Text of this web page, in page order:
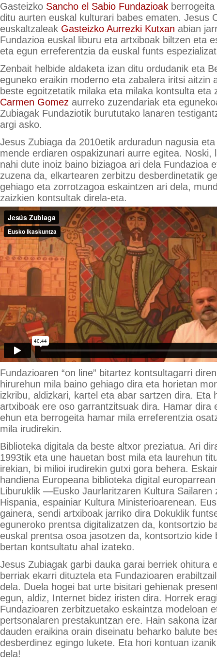
Gasteizko Sancho el Sabio Fundazioak
ditu aurten euskal kulturari babes ematen. Jesus
euskaltzaleak Gasteizko Aurrezki Kutxan abian
Fundazioa euskal liburu eta artxiboak biltzen eta
eta egun erreferentzia da euskal funts
Zenbait helbide aldaketa izan ditu ordudanik eta
eguneko eraikin moderno eta zabalera iritsi aitzin
beste egoitzetatik milaka eta milaka kontsulta eta
Carmen Gomez aurreko zuzendariak eta
Zubiagak Fundaziotik burututako lanaren
argi asko.
Jesus Zubiaga da 2010etik arduradun nagusia
mende erdiaren ospakizunari aurre egitea. Noski,
nahi dute inoiz baino biziagoa ari dela Fundazioa
zuzena da, elkartearen zerbitzu desberdinetatik
gehiago eta zorrotzagoa eskaintzen ari dela,
zaizkien kontsultak direla-eta.
Fundazioaren “on line” bitartez kontsultagarri
hirurehun mila baino gehiago dira eta horietan
izkribu, aldizkari, kartel eta abar sartzen dira. Eta
artxiboak ere oso garrantzitsuak dira. Hamar dira
ehun eta berrogeita hamar mila erreferentzia
mila irudirekin.
Biblioteka digitala da beste altxor preziatua. Ari
1993tik eta une hauetan bost mila eta laurehun
irekian, bi milioi irudirekin gutxi gora behera.
handiena Europeana biblioteka digital
Liburuklik —Eusko Jaurlaritzaren Kultura
Hispania, espainiar Kultura Ministerioarenean.
gainera, sendi artxiboak jarriko dira Dokuklik
eguneroko prentsa digitalizatzen da, kontsortzio
euskal prentsa osoa jasotzen da, kontsortzio kide
bertan kontsultatu ahal izateko.
Jesus Zubiagak garbi dauka garai berriek ohitura
berriak ekarri dituztela eta Fundazioaren
dela. Duela hogei bat urte bisitari gehienak
egun, aldiz, Internet bidez iristen dira. Horrek
Fundazioaren zerbitzuetako eskaintza modeloan
pertsonalaren prestakuntzan ere. Hain sakona
dauden eraikina orain diseinatu beharko balute
desberdinez egingo lukete. Eta hori kontuan
dela!